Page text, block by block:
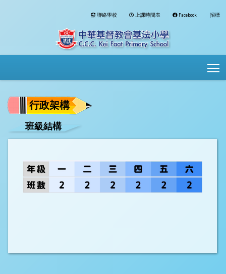
聯絡學校 上課時間表 Facebook 招標
行政架構
班級結構